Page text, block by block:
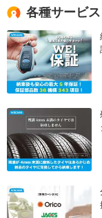
各種サービス